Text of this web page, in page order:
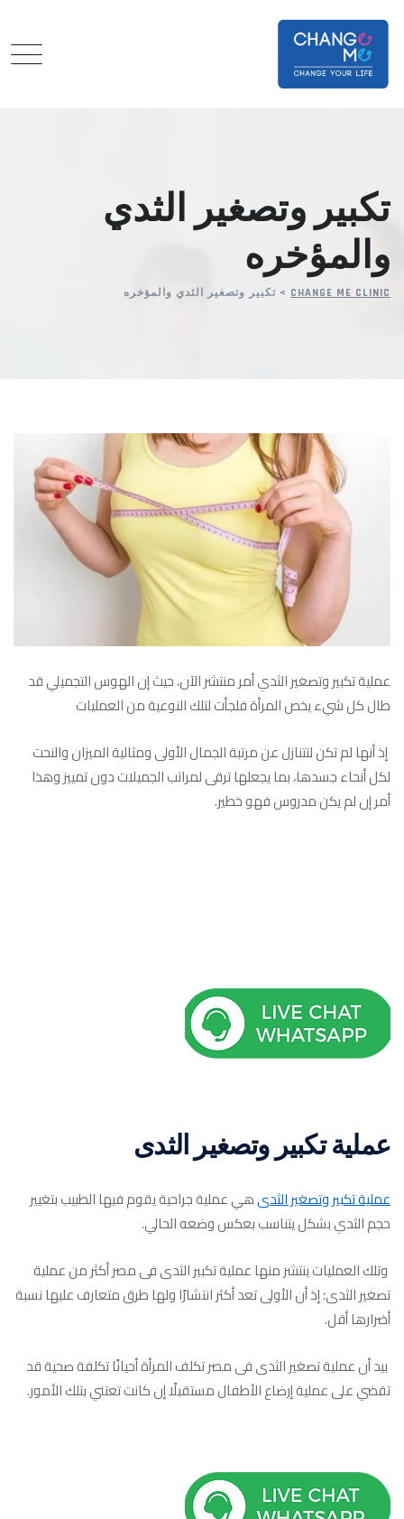
content
تكبير وتصغير الثدي
والمؤخره
CHANGE ME CLINIC
> تكبير وتصغير الثدي والمؤخره
عملية تكبير وتصغير الثدي أمر منتشر الآن، حيث إن الهوس التجميلي قد
طال كل شيء يخص المرأة فلجأت لتلك النوعية من العمليات
إذ أنها لم تكن لتتنازل عن مرتبة الجمال الأولى ومثالية الميزان والنحت
لكل أنحاء جسدها، بما يجعلها ترقى لمراتب الجميلات دون تمييز وهذا
أمر إن لم يكن مدروس فهو خطير.
عملية تكبير وتصغير الثدى
عملية تكبير وتصغير الثدىهي عملية جراحية يقوم فيها الطبيب بتغيير
حجم الثدي بشكل يتناسب بعكس وضعه الحالي.
وتلك العمليات ينتشر منها عملية تكبير الثدى فى مصر أكثر من عملية
تصغير الثدى؛ إذ أن الأولى تعد أكثر انتشارًا ولها طرق متعارف عليها نسبة
أضرارها أقل.
بيد أن عملية تصغير الثدى فى مصر تكلف المرأة أحيانًا تكلفة صحية قد
تقضي على عملية إرضاع الأطفال مستقبلًا إن كانت تعتني بتلك الأمور.